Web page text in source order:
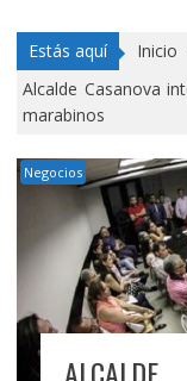
Estás aquí Inicio
Alcalde Casanova
marabinos
Negocios